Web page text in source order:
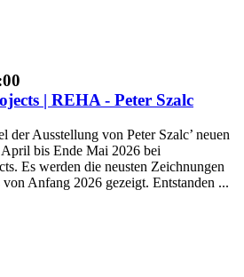
| REHA - Peter Szalc
der Ausstellung von Peter Szalc’ neuen
bis Ende Mai 2026 bei
Es werden die neusten Zeichnungen
von Anfang 2026 gezeigt. Entstanden ...